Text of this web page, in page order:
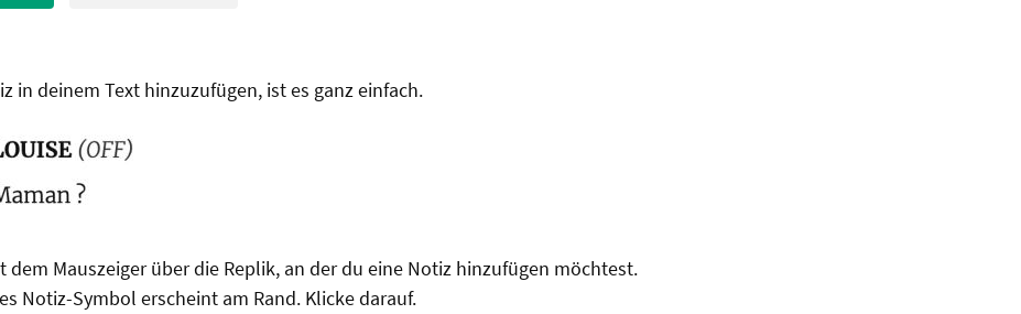
in deinem Text hinzuzufügen, ist es ganz einfach.
dem Mauszeiger über die Replik, an der du eine Notiz hinzufügen möchtest.
Notiz-Symbol erscheint am Rand. Klicke darauf.